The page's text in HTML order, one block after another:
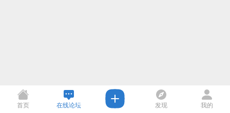
首页 在线论坛 发现 我的